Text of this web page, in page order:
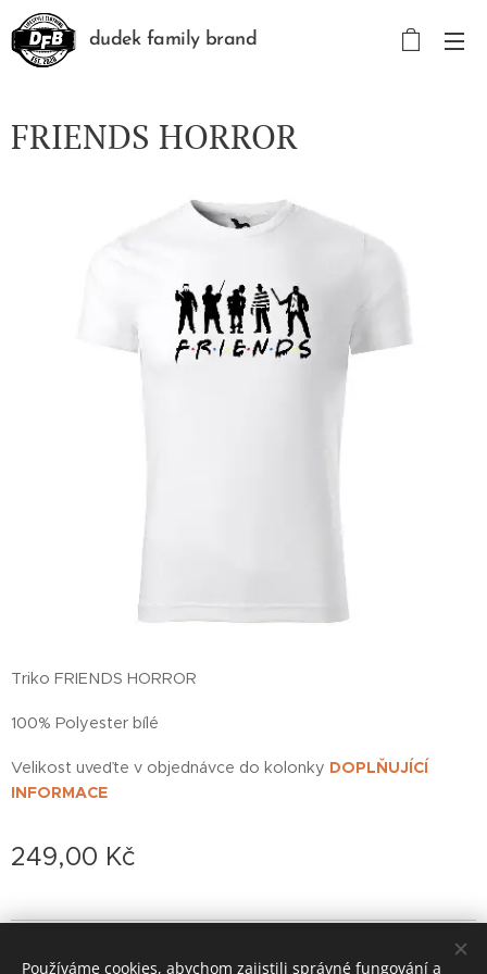
dudek family brand
FRIENDS HORROR
Triko FRIENDS HORROR
100% Polyester bílé
Velikost uveďte v objednávce do kolonky DOPLŇUJÍCÍ
INFORMACE
249,00 Kč
Používáme cookies, abychom zajistili správné fungování a